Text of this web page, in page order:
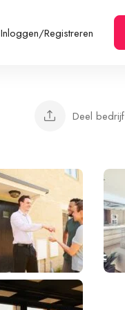
Inloggen/Registreren
Deel bedrijf